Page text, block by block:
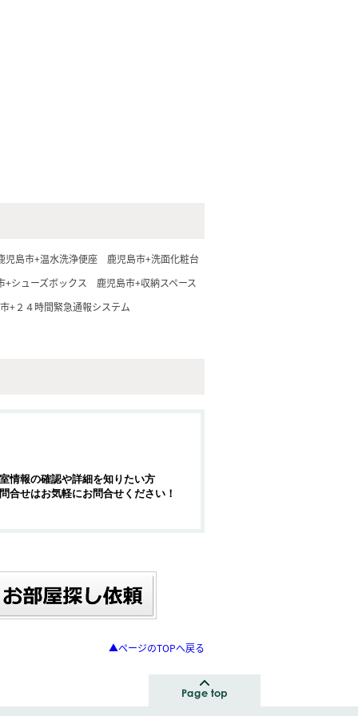
児島市+温水洗浄便座
鹿児島市+洗面化粧台
+シューズボックス
鹿児島市+収納スペース
+２４時間緊急通報システム
情報の確認や詳細を知りたい方
合せはお気軽にお問合せください！
▲ページのTOPへ戻る